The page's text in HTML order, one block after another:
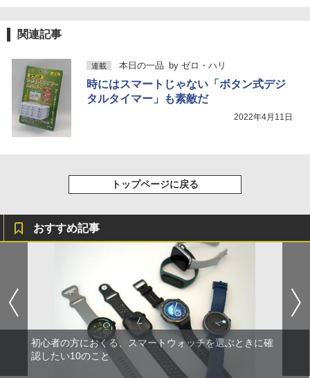
関連記事
連載 本日の一品 by ゼロ・ハリ
時にはスマートじゃない「ボタン式デジ
タルタイマー」も素敵だ
2022年4月11日
トップページに戻る
おすすめ記事
初心者の方におくる、スマートウォッチを選ぶときに確
認したい10のこと